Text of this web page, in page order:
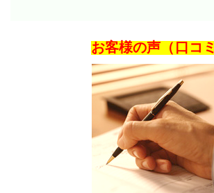
お客様の声（口コミ